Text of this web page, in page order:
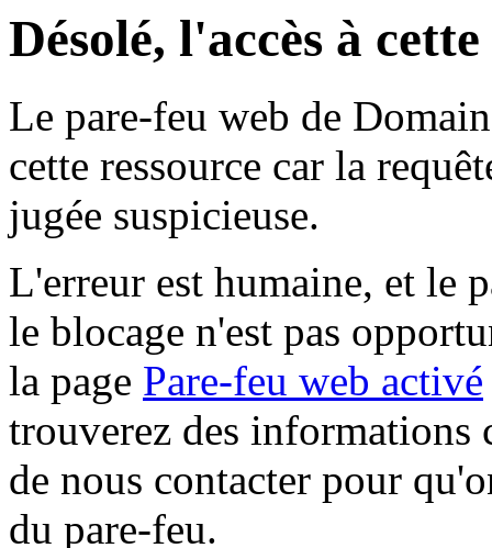
Désolé, l'accès à
Le pare-feu web de
cette ressource car la
jugée suspicieuse.
L'erreur est humaine, et le
le blocage n'est pas
la page Pare-feu web activé
trouverez des informations
de nous contacter pour
du pare-feu.